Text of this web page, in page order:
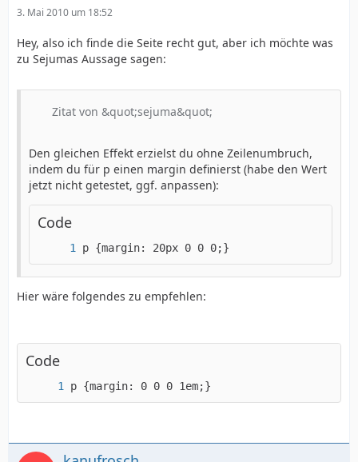
3. Mai 2010 um 18:52
Hey, also ich finde die Seite recht gut, aber ich möchte was
zu Sejumas Aussage sagen:
Zitat von &quot;sejuma&quot;
Den gleichen Effekt erzielst du ohne Zeilenumbruch,
indem du für p einen margin definierst (habe den Wert
jetzt nicht getestet, ggf. anpassen):
Code
p {margin: 20px 0 0 0;}
Hier wäre folgendes zu empfehlen:
Code
p {margin: 0 0 0 1em;}